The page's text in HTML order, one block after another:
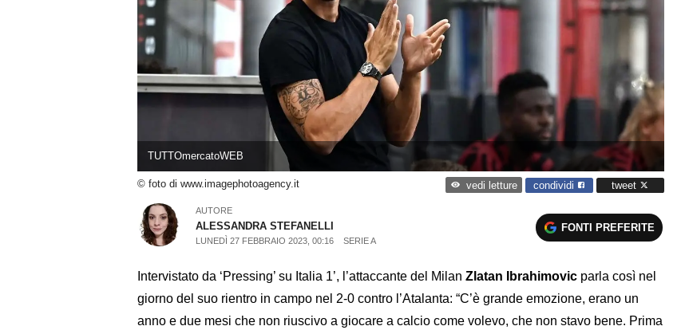
TUTTOmercatoWEB
© foto di www.imagephotoagency.it vedi letture condividi tweet
AUTORE
ALESSANDRA STEFANELLI
LUNEDÌ 27 FEBBRAIO 2023, 00:16 SERIE A
FONTI PREFERITE
Intervistato da ‘Pressing’ su Italia 1’, l’attaccante del Milan Zlatan Ibrahimovic parla così nel
giorno del suo rientro in campo nel 2-0 contro l’Atalanta: “C’è grande emozione, erano un
anno e due mesi che non riuscivo a giocare a calcio come volevo, che non stavo bene. Prima